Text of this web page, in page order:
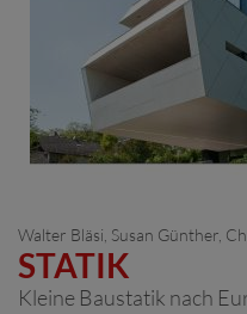
Walter Bläsi, Susan Günther,
STATIK
Kleine Baustatik nach